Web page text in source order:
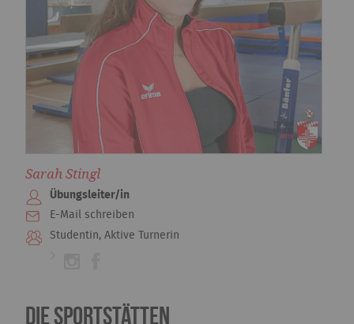
Sarah Stingl
Übungsleiter/in
E-Mail schreiben
Studentin, Aktive Turnerin
Die Sportstätten